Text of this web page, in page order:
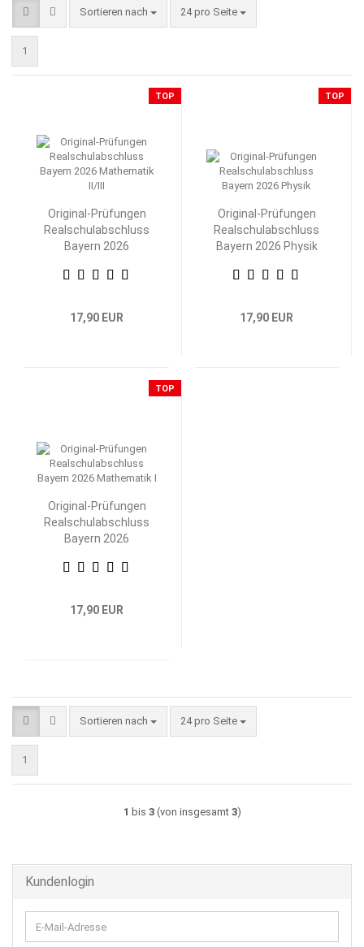
Sortieren nach
Sortieren nach 24 pro Seite
pro Seite
1
TOP
Original-Prüfungen
Realschulabschluss
Bayern 2026
17,90 EUR
TOP
Original-Prüfungen
Realschulabschluss
Bayern 2026 Physik
17,90 EUR
TOP
Original-Prüfungen
Realschulabschluss
Bayern 2026
17,90 EUR
Sortieren nach
Sortieren nach 24 pro Seite
pro Seite
1
1 bis 3(von insgesamt 3)
Kundenlogin
E-
Mail-